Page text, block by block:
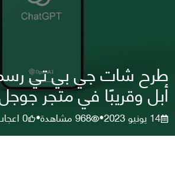
طرح شات جي بي تي
أبل وقريبًا في متجر
14 يونيو 2023 •
968مشاهدة•
0